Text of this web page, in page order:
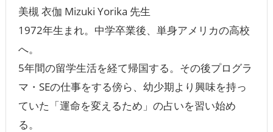
美槻 衣伽 Mizuki Yorika 先生
1972年生まれ。中学卒業後、単身アメリカの高校
へ。
5年間の留学生活を経て帰国する。その後プログラ
マ・SEの仕事をする傍ら、幼少期より興味を持っ
ていた「運命を変えるため」の占いを習い始め
る。